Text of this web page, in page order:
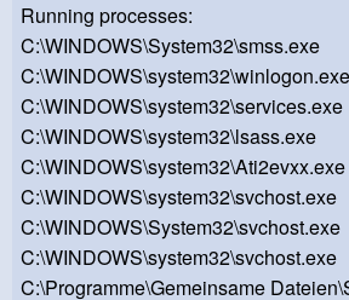
Running processes:
C:\WINDOWS\System32\smss.exe
C:\WINDOWS\system32\winlogon.exe
C:\WINDOWS\system32\services.exe
C:\WINDOWS\system32\lsass.exe
C:\WINDOWS\system32\Ati2evxx.exe
C:\WINDOWS\system32\svchost.exe
C:\WINDOWS\System32\svchost.exe
C:\WINDOWS\system32\svchost.exe
C:\Programme\Gemeinsame